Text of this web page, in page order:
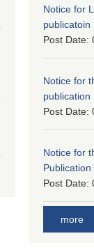
Notice for
publicatoin
Post Date:
Notice for
publication
Post Date:
Notice for
Post Date:
more